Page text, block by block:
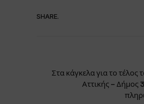
SHARE.
Στα κάγκελα για το τέλος
Αττικής –